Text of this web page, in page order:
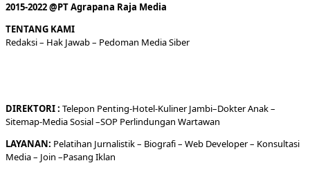
2015-2022 @PT Agrapana Raja Media
TENTANG KAMI
Redaksi– Hak Jawab – Pedoman Media Siber
DIREKTORI: Telepon Penting-Hotel-KulinerJambi–DokterAnak –
Sitemap-Media Sosial –SOP Perlindungan Wartawan
LAYANAN: Pelatihan Jurnalistik – Biografi– Web Developer– Konsultasi
Media– Join –Pasang Iklan